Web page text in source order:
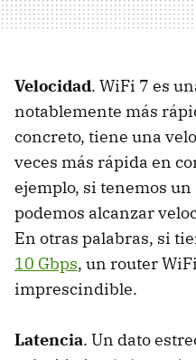
Velocidad. WiFi 7 es
notablemente más
concreto, tiene una
veces más rápida en
ejemplo, si tenemos
podemos alcanzar
En otras palabras, si
10 Gbps, un router
imprescindible.
Latencia. Un dato